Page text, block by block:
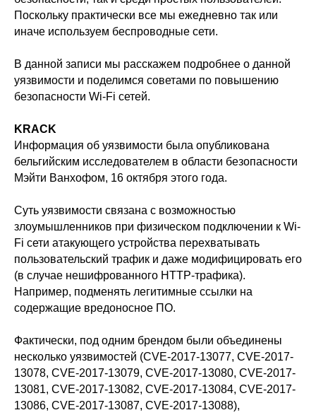
Поскольку практически все мы ежедневно так или
иначе используем беспроводные сети.
В данной записи мы расскажем подробнее о данной
уязвимости и поделимся советами по повышению
безопасности Wi-Fi сетей.
KRACK
Информация об уязвимости была опубликована
бельгийским исследователем в области безопасности
Мэйти Ванхофом, 16 октября этого года.
Суть уязвимости связана с возможностью
злоумышленников при физическом подключении к Wi-
Fi сети атакующего устройства перехватывать
пользовательский трафик и даже модифицировать его
(в случае нешифрованного HTTP-трафика).
Например, подменять легитимные ссылки на
содержащие вредоносное ПО.
Фактически, под одним брендом были объединены
несколько уязвимостей (CVE-2017-13077, CVE-2017-
13078, CVE-2017-13079, CVE-2017-13080, CVE-2017-
13081, CVE-2017-13082, CVE-2017-13084, CVE-2017-
13086, CVE-2017-13087, CVE-2017-13088),